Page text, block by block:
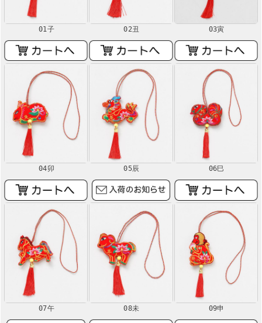
01子 02丑 03寅
04卯 05辰 06巳
07午 08未 09申